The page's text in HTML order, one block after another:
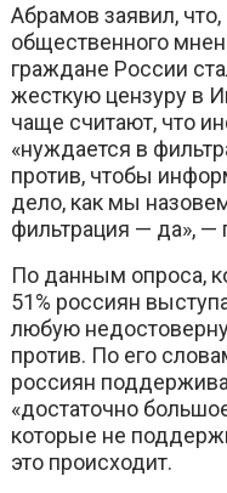
Абрамов заявил,
общественного
граждане России
жесткую цензуру в
чаще считают, что
«нуждается в
против, чтобы
дело, как мы
фильтрация — да», —
По данным опроса,
51% россиян
любую
против. По его
россиян
«достаточно
которые не
это происходит.